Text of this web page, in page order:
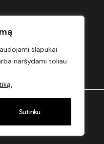
slapukai
naršydami toliau
Sutinku